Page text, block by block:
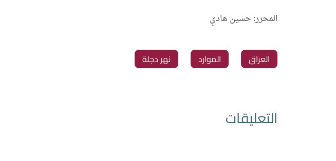
المحرر: حسين هادي
العراق الموارد نهر دجلة
التعليقات